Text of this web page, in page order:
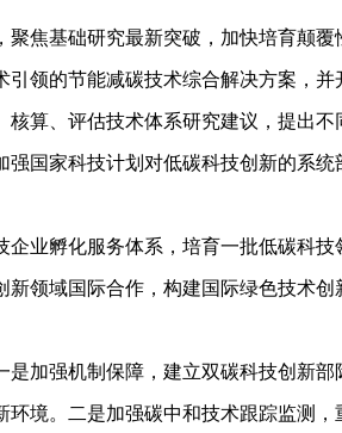
基础研究最新突破，加快培育颠覆
的节能减碳技术综合解决方案，并
、评估技术体系研究建议，提出不
家科技计划对低碳科技创新的系统
孵化服务体系，培育一批低碳科技
域国际合作，构建国际绿色技术创
强机制保障，建立双碳科技创新部
境。二是加强碳中和技术跟踪监测